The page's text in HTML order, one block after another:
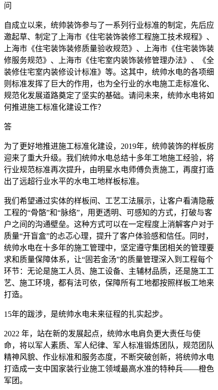
问
自成立以来，统帅装饰参与了一系列行业标准的制定，先后应
邀起草、制定了上海市《住宅装饰装修工程施工技术规程》、
上海市《住宅装饰装修质量验收规范》、上海市《住宅装饰装
修服务规范》、上海市《住宅室内装饰装修管理办法》、《全
装修住宅室内装修设计标准》等。这其中，统帅水电的各项细
则标准发挥了巨大的作用，也为全行业的水电施工走标准化、
规范化发展道路奠定了坚实的基础。请问未来，统帅水电将如
何推进施工标准化建设工作？
答
为了更好地推进施工标准化建设，2019年，统帅装饰的样板房
迎来了重大升级。我们统帅水电总结十多年工地施工经验，将
行业规范标准再次提升，由明星水电师傅负责施工，再度打造
出了远超行业水平的水电工地样板标准。
我们希望通过实体的样板间、工艺工法展示，让客户看清隐蔽
工程的“骨骼”和“脉络”，用更透明、可感知的方式，打破与客
户之间的沟通壁垒。这种方式可以在一定程度上消解客户对于
质量“开盲盒”的忐忑心理，提升了客户体验感和信任。同时，
统帅水电在十多年的施工管理中，坚定遵守集团相关的管理要
求和质量保障体系，让“固若金汤”的质量管理深入到工程每个
环节：无论是施工人员、施工设备、主辅材品质，还是施工工
艺、施工环境，都有法可依，保障所有工地都按照样板工地来
打造。
15年的跋涉，是统帅水电未来征程的扎实起步。
2022 年，站在新的发展起点，统帅水电肩负更大责任与使
命，将以军人素质、军人纪律、军人标准锻炼团队，规范团队
精神风貌、作业标准和服务态度，不断突破创新，将统帅水电
打造成一支中国家装行业施工领域最高水准的特种兵——橙色
军团。